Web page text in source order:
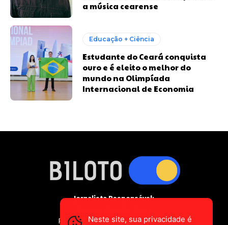
a música cearense
Educação + Ciência
Estudante do Ceará conquista
ouro e é eleito o melhor do
mundo na Olimpíada
Internacional de Economia
Jornalista Responsável:
Registro Profissional MTE 2589/CE
Neste site, sua privacidade é